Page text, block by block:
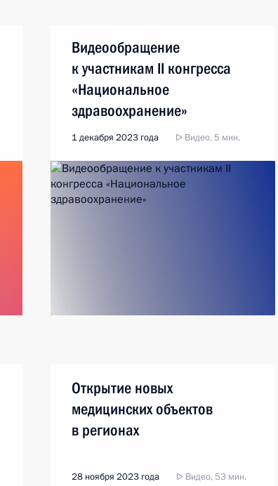
Видеообращение
к участникам II конгресса
«Национальное
здравоохранение»
1 декабря 2023 года Видео, 5 мин.
Открытие новых
медицинских объектов
в регионах
28 ноября 2023 года Видео, 53 мин.